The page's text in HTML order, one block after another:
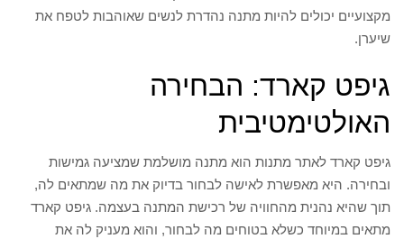
מקצועיים יכולים להיות מתנה נהדרת לנשים שאוהבות לטפח את
שיערן.
גיפט קארד: הבחירה
האולטימטיבית
גיפט קארד לאתר מתנות הוא מתנה מושלמת שמציעה גמישות
ובחירה. היא מאפשרת לאישה לבחור בדיוק את מה שמתאים לה,
תוך שהיא נהנית מהחוויה של רכישת המתנה בעצמה. גיפט קארד
מתאים במיוחד כשלא בטוחים מה לבחור, והוא מעניק לה את